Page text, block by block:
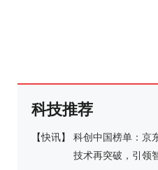
科技推荐
【快讯】
科创中国榜单：京
技术再突破，引领